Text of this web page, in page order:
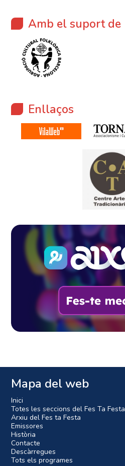
Amb el suport de
Enllaços
Mapa del web
Inici
Totes les seccions del Fes Ta Festa
Arxiu del Fes ta Festa
Emissores
Història
Contacte
Descàrregues
Tots els programes